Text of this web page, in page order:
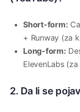
Short-form:
+ Runway (za
Long-form:
ElevenLabs
2. Da li se